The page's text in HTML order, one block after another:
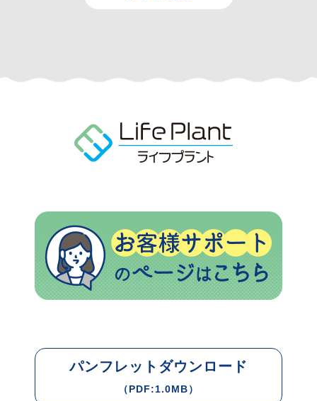
パンフレットダウンロード
（PDF:1.0MB）